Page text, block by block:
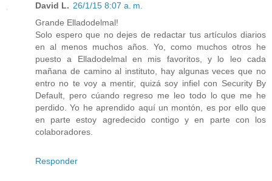
David L. 26/1/15 8:07 a. m.
Grande Elladodelmal!
Solo espero que no dejes de redactar tus artículos diarios
en al menos muchos años. Yo, como muchos otros he
puesto a Elladodelmal en mis favoritos, y lo leo cada
mañana de camino al instituto, hay algunas veces que no
entro no te voy a mentir, quizá soy infiel con Security By
Default, pero cúando regreso me leo todo lo que me he
perdido. Yo he aprendido aquí un montón, es por ello que
en parte estoy agredecido contigo y en parte con los
colaboradores.
Responder